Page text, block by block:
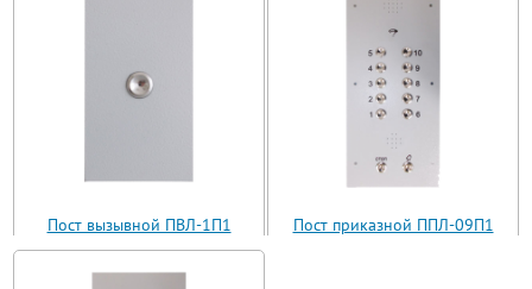
Пост вызывной ПВЛ-1П1
(ВП11-1)
Пост приказной ППЛ-09П1